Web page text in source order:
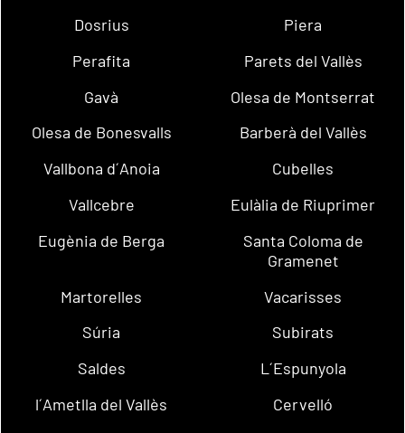
Dosrius
Piera
Perafita
Parets del Vallès
Gavà
Olesa de Montserrat
Olesa de Bonesvalls
Barberà del Vallès
Vallbona d´Anoia
Cubelles
Vallcebre
Eulàlia de Riuprimer
Eugènia de Berga
Santa Coloma de
Gramenet
Martorelles
Vacarisses
Súria
Subirats
Saldes
L´Espunyola
l´Ametlla del Vallès
Cervelló